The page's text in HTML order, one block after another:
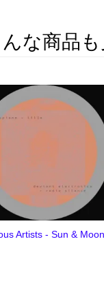
な商品
Artists - Sun & Moon